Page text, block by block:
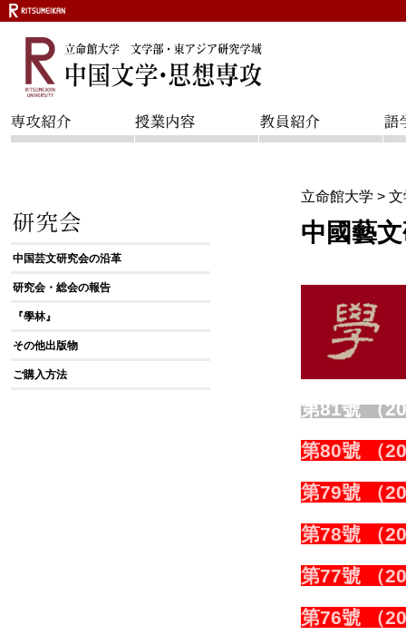
立命館大学 > 文
中國藝
第81號 （
第80號 （
第79號 （
第78號 （
第77號 （
第76號 （
中国芸文研究会の沿革
研究会・総会の報告
『學林』
その他出版物
ご購入方法